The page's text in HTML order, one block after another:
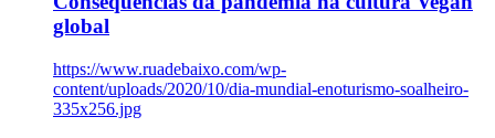
global
https://www.ruadebaixo.com/wp-
content/uploads/2020/10/dia-mundial-enoturismo-soalheiro-
335x256.jpg